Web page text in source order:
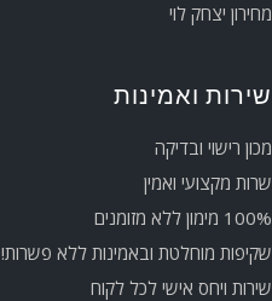
מחירון יצחק לוי
שירות ואמינות
מכון רישוי ובדיקה
שרות מקצועי ואמין
100% מימון ללא מזומנים
שקיפות מוחלטת ובאמינות ללא פשרות!
שירות ויחס אישי לכל לקוח